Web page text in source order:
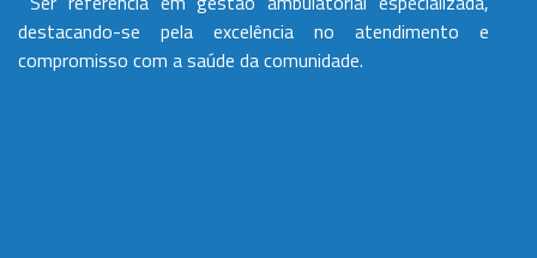
destacando-se pela excelência no atendimento e
compromisso com a saúde da comunidade.